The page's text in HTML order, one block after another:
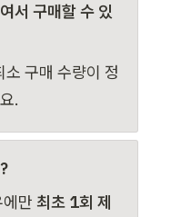
서 구매할 수 있
구매 수량이 정
.
만 최초 1회 제